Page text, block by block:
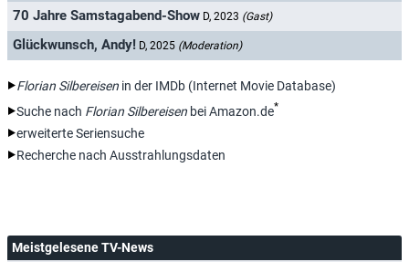
70 Jahre Samstagabend-Show D, 2023 (Gast)
Glückwunsch, Andy! D, 2025 (Moderation)
Florian Silbereisen in der IMDb (Internet Movie Database)
Suche nach Florian Silbereisen bei Amazon.de*
erweiterte Seriensuche
Recherche nach Ausstrahlungsdaten
Meistgelesene TV-News